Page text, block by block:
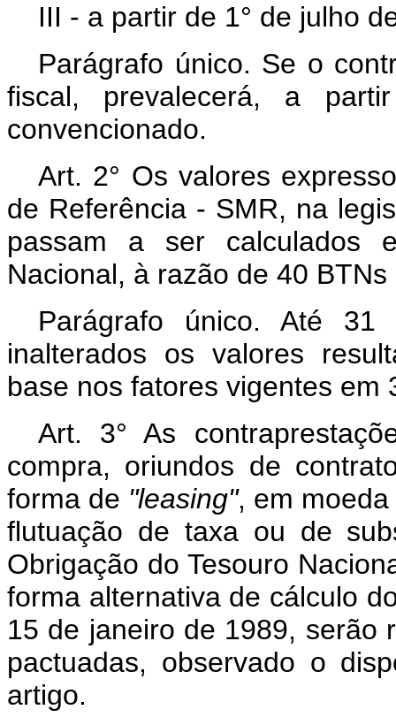
III - a partir de 1° de julho
Parágrafo único. Se o
fiscal, prevalecerá, a
convencionado.
Art. 2° Os valores
de Referência - SMR, na
passam a ser calculados
Nacional, à razão de 40
Parágrafo único. Até
inalterados os valores
base nos fatores vigentes em
Art. 3° As
compra, oriundos de
forma de "leasing", em
flutuação de taxa ou de
Obrigação do Tesouro
forma alternativa de cálculo
15 de janeiro de 1989, serão
pactuadas, observado o
artigo.